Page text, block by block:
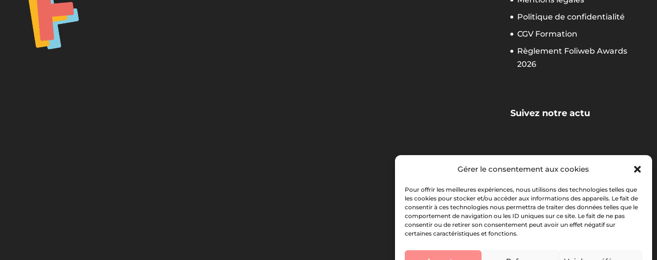
Gérer le consentement aux cookies
Pour offrir les meilleures expériences, nous utilisons des technologies telles que
les cookies pour stocker et/ou accéder aux informations des appareils. Le fait de
consentir à ces technologies nous permettra de traiter des données telles que le
comportement de navigation ou les ID uniques sur ce site. Le fait de ne pas
consentir ou de retirer son consentement peut avoir un effet négatif sur
certaines caractéristiques et fonctions.
Politique de confidentialité
CGV Formation
Règlement Foliweb Awards
2026
Suivez notre actu